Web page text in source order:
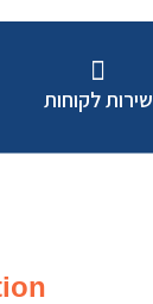
שירות לקוחות